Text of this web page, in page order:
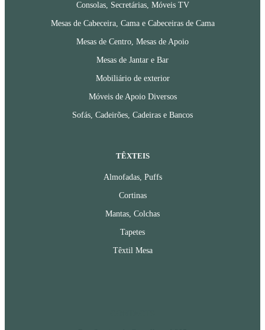
Consolas, Secretárias, Móveis TV
Mesas de Cabeceira, Cama e Cabeceiras de Cama
Mesas de Centro, Mesas de Apoio
Mesas de Jantar e Bar
Mobiliário de exterior
Móveis de Apoio Diversos
Sofás, Cadeirões, Cadeiras e Bancos
TÊXTEIS
Almofadas, Puffs
Cortinas
Mantas, Colchas
Tapetes
Têxtil Mesa